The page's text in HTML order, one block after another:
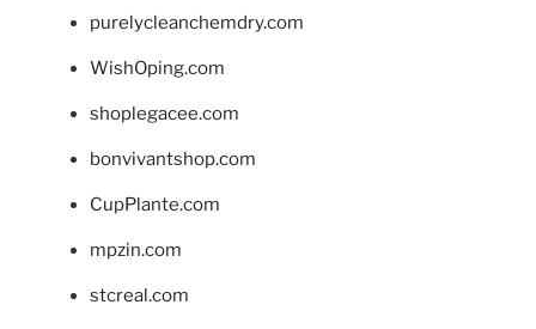
purelycleanchemdry.com
WishOping.com
shoplegacee.com
bonvivantshop.com
CupPlante.com
mpzin.com
stcreal.com